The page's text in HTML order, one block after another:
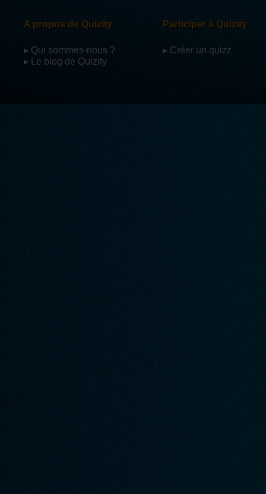
A propos de Quizity
▸ Qui sommes-nous ?
▸ Le blog de Quizity
Participer à Quizity
▸ Créer un quizz